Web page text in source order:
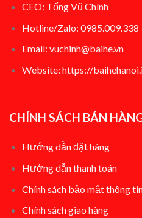
CEO: Tống Vũ Chính
Hotline/Zalo: 0985.009.338
Email: vuchinh@baihe.vn
Website: https://
CHÍNH SÁCH BÁN
Hướng dẫn đặt hàng
Hướng dẫn thanh toán
Chính sách bảo mật thông
Chính sách giao hàng